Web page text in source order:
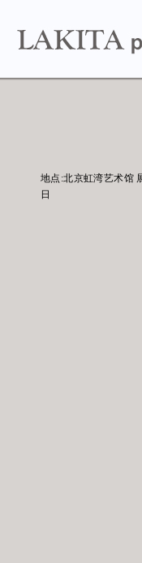
地点:北京虹湾艺术馆
日